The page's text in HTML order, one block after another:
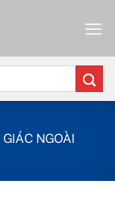
NGOÀI